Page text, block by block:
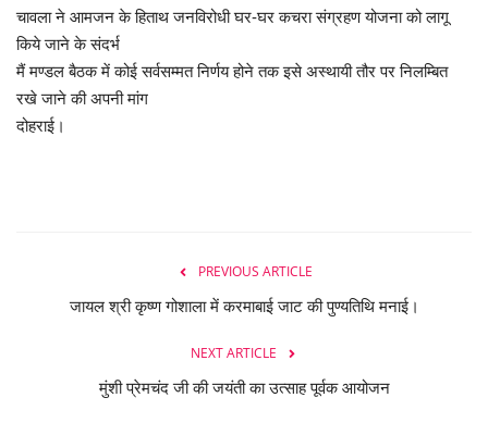
चावला ने आमजन के हिताथ जनविरोधी घर-घर कचरा संग्रहण योजना को लागू
किये जाने के संदर्भ
मैं मण्डल बैठक में कोई सर्वसम्मत निर्णय होने तक इसे अस्थायी तौर पर निलम्बित
रखे जाने की अपनी मांग
दोहराई।
PREVIOUS ARTICLE
जायल श्री कृष्ण गोशाला में करमाबाई जाट की पुण्यतिथि मनाई।
NEXT ARTICLE
मुंशी प्रेमचंद जी की जयंती का उत्साह पूर्वक आयोजन